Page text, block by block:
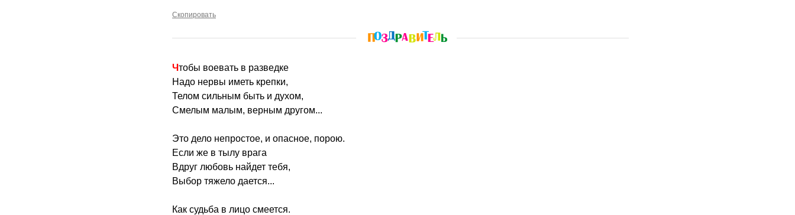
Скопировать
Чтобы воевать в разведке
Надо нервы иметь крепки,
Телом сильным быть и духом,
Смелым малым, верным другом...
Это дело непростое, и опасное, порою.
Если же в тылу врага
Вдруг любовь найдет тебя,
Выбор тяжело дается...
Как судьба в лицо смеется.